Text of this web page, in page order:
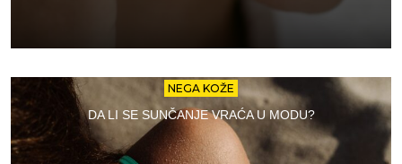
NEGA KOŽE
DA LI SE SUNČANJE VRAĆA U MODU?